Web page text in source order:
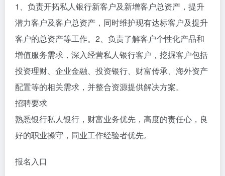
1、负责开拓私人银行新客户及新增客户总资产，提升
潜力客户及客户总资产，同时维护现有达标客户及提升
客户的总资产等工作。2、负责了解客户个性化产品和
增值服务需求，深入经营私人银行客户，挖掘客户包括
投资理财、企业金融、投资银行、财富传承、海外资产
配置等的相关需求，并整合资源提供解决方案。
招聘要求
熟悉银行私人银行，财富业务优先，高度的责任心，良
好的职业操守，同业工作经验者优先。
报名入口